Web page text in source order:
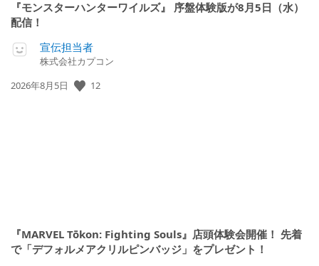
『モンスターハンターワイルズ』 序盤体験版が8月5日（水）
配信！
宣伝担当者
株式会社カプコン
公
2026年8月5日 12
『MARVEL Tōkon: Fighting Souls』店頭体験会開催！ 先着
で「デフォルメアクリルピンバッジ」をプレゼント！